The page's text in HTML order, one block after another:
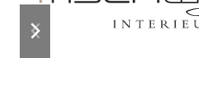
slide
slide